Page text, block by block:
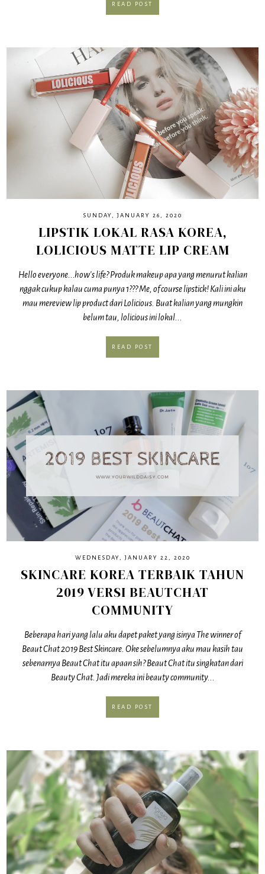
READ POST
SUNDAY, JANUARY 26, 2020
LIPSTIK LOKAL RASA KOREA,
LOLICIOUS MATTE LIP CREAM
Hello everyone...how's life? Produk makeup apa yang menurut kalian
nggak cukup kalau cuma punya 1??? Me, of course lipstick! Kali ini aku
mau mereview lip product dari Lolicious. Buat kalian yang mungkin
belum tau, lolicious ini lokal...
READ POST
WEDNESDAY, JANUARY 22, 2020
SKINCARE KOREA TERBAIK TAHUN
2019 VERSI BEAUTCHAT
COMMUNITY
Beberapa hari yang lalu aku dapet paket yang isinya The winner of
Beaut Chat 2019 Best Skincare. Oke sebelumnya aku mau kasih tau
sebenarnya Beaut Chat itu apaan sih? Beaut Chat itu singkatan dari
Beauty Chat. Jadi mereka ini beauty community...
READ POST